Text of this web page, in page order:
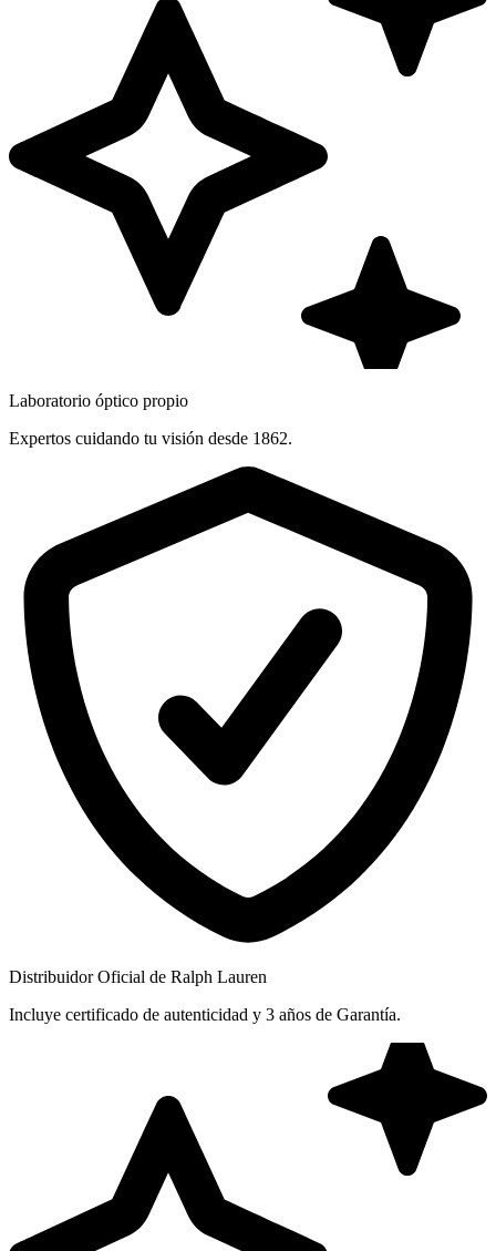
Laboratorio óptico propio
Expertos cuidando tu visión desde 1862.
Distribuidor Oficial de Ralph Lauren
Incluye certificado de autenticidad y 3 años de Garantía.